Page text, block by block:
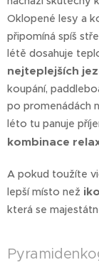
Oklopené lesy a
připomíná spíš
létě dosahuje
nejteplejších
koupání,
po promenádách
léto tu panuje
kombinace
A pokud toužíte
lepší místo než
která se